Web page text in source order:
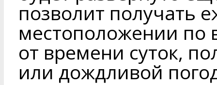
позволит получать
местоположении по
от времени суток,
или дождливой